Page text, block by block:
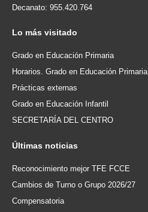
Decanato: 955.420.764
Lo más visitado
Grado en Educación Primaria
Horarios. Grado en Educación Primaria
Prácticas externas
Grado en Educación Infantil
SECRETARÍA DEL CENTRO
Últimas noticias
Reconocimiento mejor TFE FCCE
Cambios de Turno o Grupo 2026/27
Compensatoria